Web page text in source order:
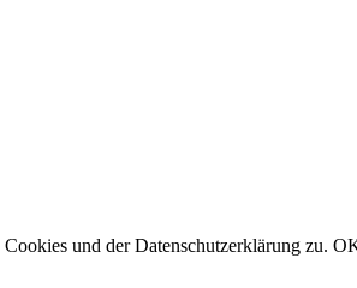
und der Datenschutzerklärung zu.